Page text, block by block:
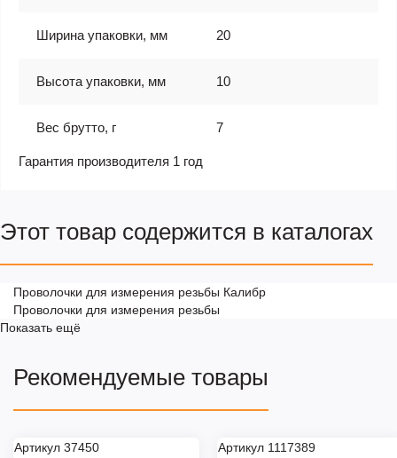
Ширина упаковки, мм 20
Высота упаковки, мм 10
Вес брутто, г 7
Гарантия производителя 1 год
Этот товар содержится в каталогах
Проволочки для измерения резьбы Калибр
Проволочки для измерения резьбы
Показать ещё
Рекомендуемые товары
Артикул 37450 Артикул 1117389